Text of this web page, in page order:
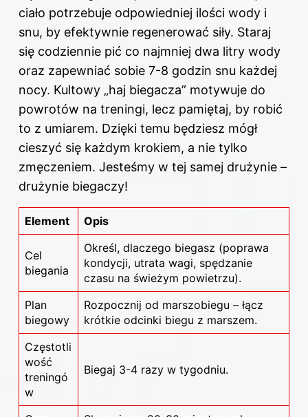
ciało potrzebuje odpowiedniej ilości wody i
snu, by efektywnie regenerować siły. Staraj
się codziennie pić co najmniej dwa litry wody
oraz zapewniać sobie 7-8 godzin snu każdej
nocy. Kultowy „haj biegacza” motywuje do
powrotów na treningi, lecz pamiętaj, by robić
to z umiarem. Dzięki temu będziesz mógł
cieszyć się każdym krokiem, a nie tylko
zmęczeniem. Jesteśmy w tej samej drużynie –
drużynie biegaczy!
Element Opis
Cel
biegania
Określ, dlaczego biegasz (poprawa
kondycji, utrata wagi, spędzanie
czasu na świeżym powietrzu).
Plan
biegowy
Rozpocznij od marszobiegu – łącz
krótkie odcinki biegu z marszem.
Częstotli
wość
treningó
w
Biegaj 3-4 razy w tygodniu.